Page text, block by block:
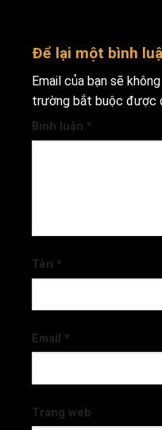
Để lại một bình
Email của bạn sẽ
trường bắt buộc được
Bình luận *
Tên *
Email *
Trang web